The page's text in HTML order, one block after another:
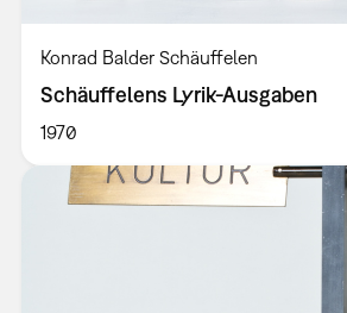
Konrad Balder Schäuffelen
Schäuffelens Lyrik-Ausgaben
1970